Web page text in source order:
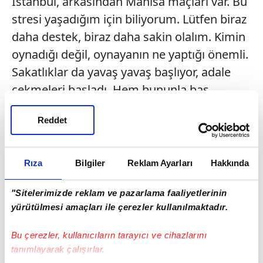
Rıza Bilgiler Reklam Ayarları Hakkında
"Sitelerimizde reklam ve pazarlama faaliyetlerinin
yürütülmesi amaçları ile çerezler kullanılmaktadır.
Bu çerezler, kullanıcıların tarayıcı ve cihazlarını
tanımlayarak çalışırlar.
Reddet
stresi yaşadığım için biliyorum. Lütfen biraz
daha destek, biraz daha sakin olalım. Kimin
oynadığı değil, oynayanın ne yaptığı önemli.
Sakatlıklar da yavaş yavaş başlıyor, adale
çekmeleri başladı. Hem bununla baş
ediyoruz hem de maç kazanmaya
çalışıyoruz. Çok şükür ki kazandık.
Kazanmak güzel, galibiyetle bitirmek güzel."
Serikspor Teknik Sorumlusu Mustafa Boran
ise şampiyonluk hedefi olan güçlü bir
takıma karşı mücadele ettiklerini belirtti.
Amedspor deplasmanının ligin en zor
deplasmanlarından biri olduğunu ifade